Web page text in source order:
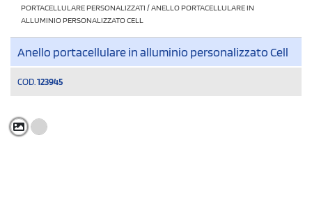
PORTACELLULARE PERSONALIZZATI /ANELLO PORTACELLULARE IN
ALLUMINIO PERSONALIZZATO CELL
Anello portacellulare in alluminio personalizzato Cell
COD. 123945